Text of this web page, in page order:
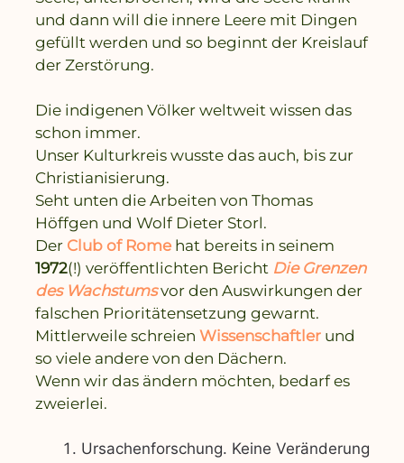
und dann will die innere Leere mit Dingen
gefüllt werden und so beginnt der Kreislauf
der Zerstörung.
Die indigenen Völker weltweit wissen das
schon immer.
Unser Kulturkreis wusste das auch, bis zur
Christianisierung.
Seht unten die Arbeiten von Thomas
Höffgen und Wolf Dieter Storl.
Der Club of Rome hat bereits in seinem
1972(!) veröffentlichten Bericht Die Grenzen
des Wachstumsvor den Auswirkungen der
falschen Prioritätensetzung gewarnt.
Mittlerweile schreienWissenschaftler und
so viele andere von den Dächern.
Wenn wir das ändern möchten, bedarf es
zweierlei.
Ursachenforschung. Keine Veränderung